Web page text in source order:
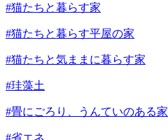
#猫たちと暮らす家
#猫たちと暮らす平屋の家
#猫たちと気ままに暮らす家
#珪藻土
#畳にごろり、うんていのある家